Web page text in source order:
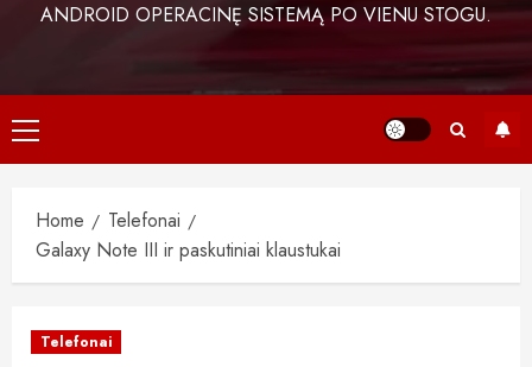
ANDROID OPERACINĘ SISTEMĄ PO VIENU STOGU.
Primary
Menu
Home
Telefonai
Galaxy Note III ir paskutiniai klaustukai
Telefonai